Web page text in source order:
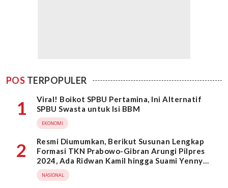
POS TERPOPULER
1
Viral! Boikot SPBU Pertamina, Ini Alternatif
SPBU Swasta untuk Isi BBM
EKONOMI
2
Resmi Diumumkan, Berikut Susunan Lengkap
Formasi TKN Prabowo-Gibran Arungi Pilpres
2024, Ada Ridwan Kamil hingga Suami Yenny
Wahid
NASIONAL